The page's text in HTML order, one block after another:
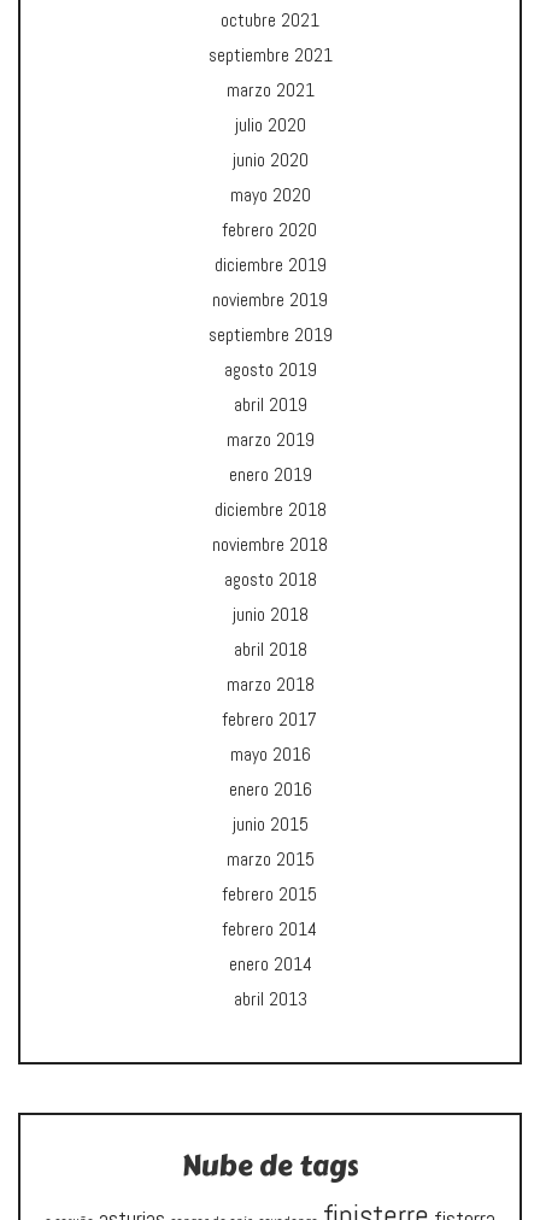
octubre 2021
septiembre 2021
marzo 2021
julio 2020
junio 2020
mayo 2020
febrero 2020
diciembre 2019
noviembre 2019
septiembre 2019
agosto 2019
abril 2019
marzo 2019
enero 2019
diciembre 2018
noviembre 2018
agosto 2018
junio 2018
abril 2018
marzo 2018
febrero 2017
mayo 2016
enero 2016
junio 2015
marzo 2015
febrero 2015
febrero 2014
enero 2014
abril 2013
Nube de tags